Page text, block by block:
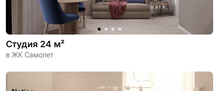
Студия 24 м²
в ЖК Самолет